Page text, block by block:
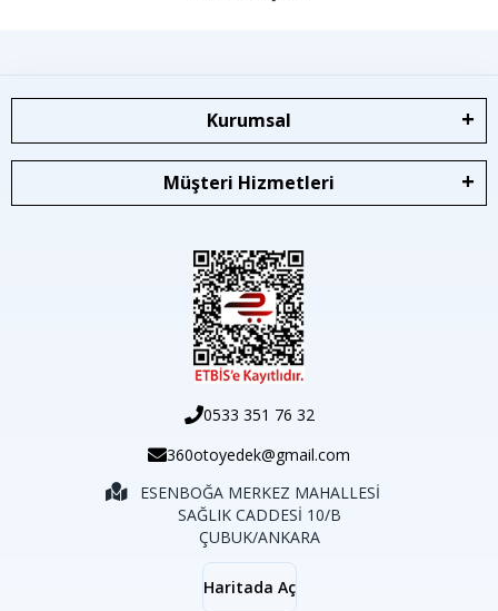
Kurumsal
Müşteri Hizmetleri
0533 351 76 32
360otoyedek@gmail.com
ESENBOĞA MERKEZ MAHALLESİ
SAĞLIK CADDESİ 10/B
ÇUBUK/ANKARA
Haritada Aç